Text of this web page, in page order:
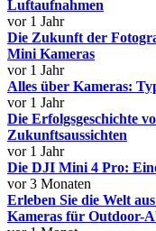
Luftaufnahmen
vor 1 Jahr
Die Zukunft der
Mini Kameras
vor 1 Jahr
Alles über Kameras:
vor 1 Jahr
Die Erfolgsgeschichte
Zukunftsaussichten
vor 1 Jahr
Die DJI Mini 4 Pro:
vor 3 Monaten
Erleben Sie die Welt
Kameras für Outdoor-